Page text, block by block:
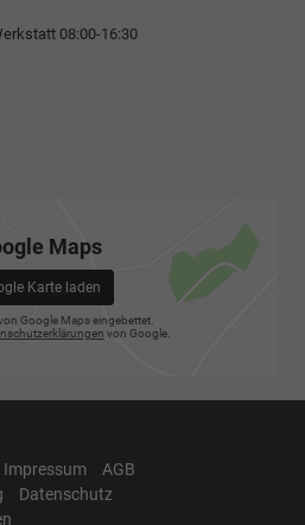
08:00-16:30
Maps
Karte laden
Google Maps eingebettet.
von Google.
Impressum
AGB
Datenschutz